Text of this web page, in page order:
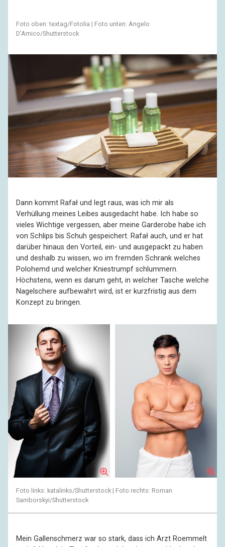
Foto oben: textag/Fotolia | Foto unten: Angelo
D’Amico/Shutterstock
Dann kommt Rafał und legt raus, was ich mir als
Verhüllung meines Leibes ausgedacht habe. Ich habe so
vieles Wichtige vergessen, aber meine Garderobe habe ich
von Schlips bis Schuh gespeichert. Rafał auch, und er hat
darüber hinaus den Vorteil, ein- und ausgepackt zu haben
und deshalb zu wissen, wo im fremden Schrank welches
Polohemd und welcher Kniestrumpf schlummern.
Höchstens, wenn es darum geht, in welcher Tasche welche
Nagelschere aufbewahrt wird, ist er kurzfristig aus dem
Konzept zu bringen.
Foto links: katalinks/Shutterstock | Foto rechts: Roman
Samborskyi/Shutterstock
Mein Gallenschmerz war so stark, dass ich Arzt Roemmelt